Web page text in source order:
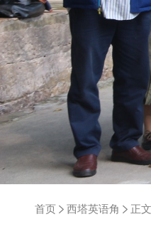
首页 西塔英语角 正文